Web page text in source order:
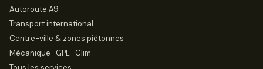
Autoroute A9
Transport international
Centre-ville & zones piétonnes
Mécanique · GPL · Clim